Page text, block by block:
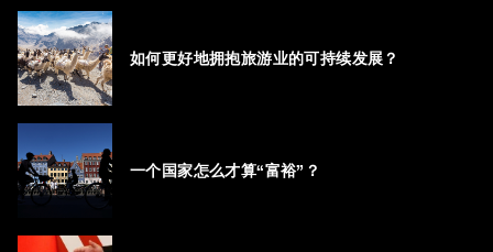
如何更好地拥抱旅游业的可持续发展？
一个国家怎么才算“富裕”？